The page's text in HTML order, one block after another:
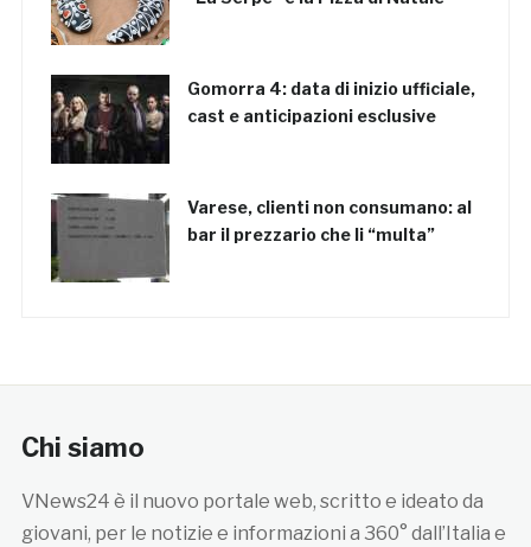
Gomorra 4: data di inizio ufficiale,
cast e anticipazioni esclusive
Varese, clienti non consumano: al
bar il prezzario che li “multa”
Chi siamo
VNews24 è il nuovo portale web, scritto e ideato da
giovani, per le notizie e informazioni a 360° dall’Italia e